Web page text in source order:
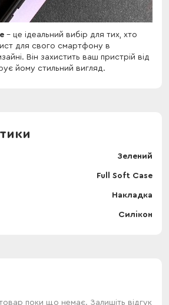
- це ідеальний вибір для тих, хто
для свого смартфону в
Він захистить ваш пристрій від
йому стильний вигляд.
Зелений
Full Soft Case
Накладка
Силікон
поки що немає. Залишіть відгук